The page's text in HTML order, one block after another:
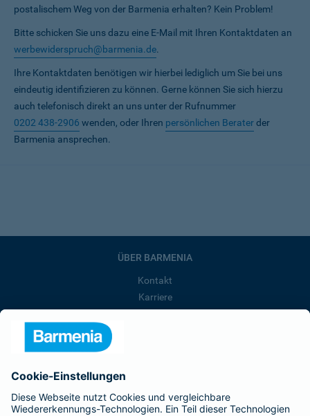
postalischem Weg von der Barmenia erhalten? Kein Problem!
Bitte schicken Sie uns dazu eine E-Mail mit Ihren Kontaktdaten an
werbewiderspruch@barmenia.de.
Ihre Kontaktdaten benötigen wir hierbei lediglich um Sie bei uns
eindeutig identifizieren zu können. Gerne können Sie sich hierzu
auch telefonisch direkt an uns unter der Rufnummer
0202 438-2906 wenden, oder Ihren persönlichen Beraterder
Barmenia ansprechen.
ÜBER BARMENIA
Kontakt
Karriere
Barmenia ist Teil der BarmeniaGothaer
BELIEBTE SEITEN